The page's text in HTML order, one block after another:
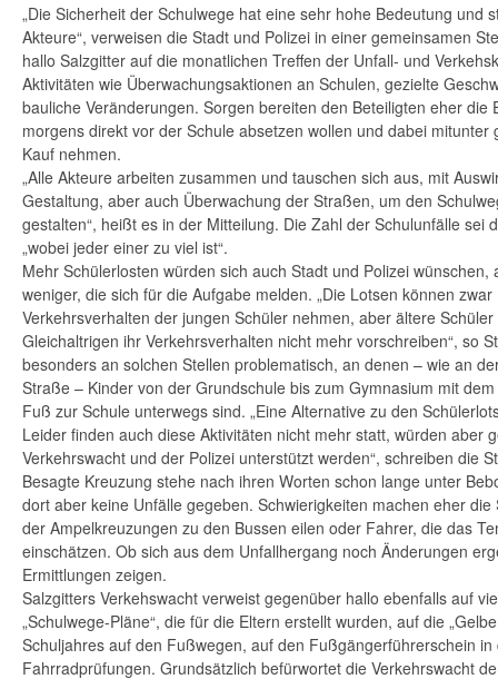
„Die Sicherheit der Schulwege hat eine sehr hohe Bedeutung und
Akteure“, verweisen die Stadt und Polizei in einer gemeinsamen
hallo Salzgitter auf die monatlichen Treffen der Unfall- und
Aktivitäten wie Überwachungsaktionen an Schulen, gezielte
bauliche Veränderungen. Sorgen bereiten den Beteiligten eher die
morgens direkt vor der Schule absetzen wollen und dabei mitunter
Kauf nehmen.
„Alle Akteure arbeiten zusammen und tauschen sich aus, mit
Gestaltung, aber auch Überwachung der Straßen, um den
gestalten“, heißt es in der Mitteilung. Die Zahl der Schulunfälle sei
„wobei jeder einer zu viel ist“.
Mehr Schülerlosten würden sich auch Stadt und Polizei wünschen,
weniger, die sich für die Aufgabe melden. „Die Lotsen können
Verkehrsverhalten der jungen Schüler nehmen, aber ältere
Gleichaltrigen ihr Verkehrsverhalten nicht mehr vorschreiben“, so
besonders an solchen Stellen problematisch, an denen – wie an
Straße – Kinder von der Grundschule bis zum Gymnasium mit
Fuß zur Schule unterwegs sind. „Eine Alternative zu den
Leider finden auch diese Aktivitäten nicht mehr statt, würden aber
Verkehrswacht und der Polizei unterstützt werden“, schreiben die
Besagte Kreuzung stehe nach ihren Worten schon lange unter
dort aber keine Unfälle gegeben. Schwierigkeiten machen eher
der Ampelkreuzungen zu den Bussen eilen oder Fahrer, die das
einschätzen. Ob sich aus dem Unfallhergang noch Änderungen
Ermittlungen zeigen.
Salzgitters Verkehswacht verweist gegenüber hallo ebenfalls auf
„Schulwege-Pläne“, die für die Eltern erstellt wurden, auf die
Schuljahres auf den Fußwegen, auf den Fußgängerführerschein
Fahrradprüfungen. Grundsätzlich befürwortet die Verkehrswacht